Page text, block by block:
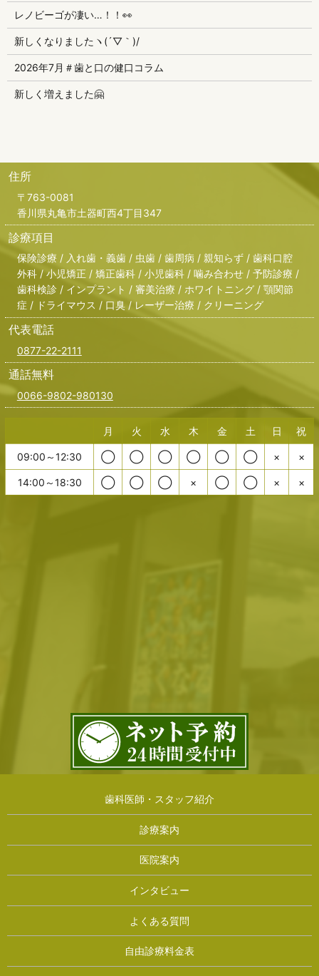
レノビーゴが凄い…！！👀
新しくなりましたヽ(´▽｀)/
2026年7月＃歯と口の健口コラム
新しく増えました🤗
住所
〒763-0081
香川県丸亀市土器町西4丁目347
診療項目
保険診療 / 入れ歯・義歯 / 虫歯 / 歯周病 / 親知らず / 歯科口腔
外科 / 小児矯正 / 矯正歯科 / 小児歯科 / 噛み合わせ / 予防診療 /
歯科検診 / インプラント / 審美治療 / ホワイトニング / 顎関節
症 / ドライマウス / 口臭 / レーザー治療 / クリーニング
代表電話
0877-22-2111
通話無料
0066-9802-980130
月 火 水 木 金 土 日 祝
09:00～12:30 ◯ ◯ ◯ ◯ ◯ ◯ × ×
14:00～18:30 ◯ ◯ ◯ × ◯ ◯ × ×
歯科医師・スタッフ紹介
診療案内
医院案内
インタビュー
よくある質問
自由診療料金表